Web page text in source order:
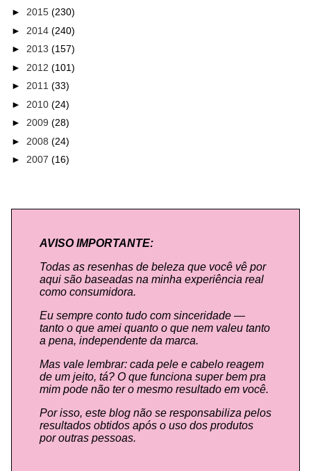
► 2015 (230)
► 2014 (240)
► 2013 (157)
► 2012 (101)
► 2011 (33)
► 2010 (24)
► 2009 (28)
► 2008 (24)
► 2007 (16)
AVISO IMPORTANTE:
Todas as resenhas de beleza que você vê por
aqui são baseadas na minha experiência real
como consumidora.
Eu sempre conto tudo com sinceridade —
tanto o que amei quanto o que nem valeu tanto
a pena, independente da marca.
Mas vale lembrar: cada pele e cabelo reagem
de um jeito, tá? O que funciona super bem pra
mim pode não ter o mesmo resultado em você.
Por isso, este blog não se responsabiliza pelos
resultados obtidos após o uso dos produtos
por outras pessoas.